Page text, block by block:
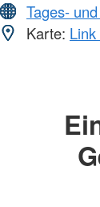
Tages-
Karte: